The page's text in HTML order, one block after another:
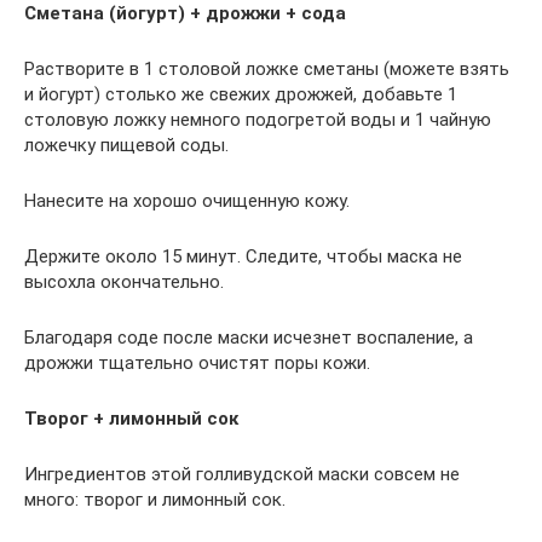
Сметана (йогурт) + дрожжи + сода
Растворите в 1 столовой ложке сметаны (можете взять
и йогурт) столько же свежих дрожжей, добавьте 1
столовую ложку немного подогретой воды и 1 чайную
ложечку пищевой соды.
Нанесите на хорошо очищенную кожу.
Держите около 15 минут. Следите, чтобы маска не
высохла окончательно.
Благодаря соде после маски исчезнет воспаление, а
дрожжи тщательно очистят поры кожи.
Творог + лимонный сок
Ингредиентов этой голливудской маски совсем не
много: творог и лимонный сок.